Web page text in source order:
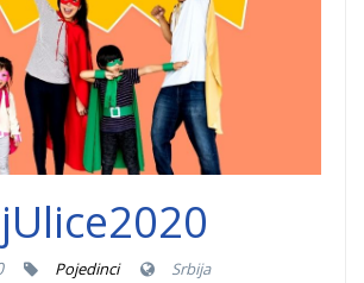
Pojedinci Srbija